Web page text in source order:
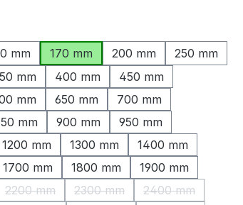
nicht verfügbar.)
ist zurzeit nicht verfügbar.)
mm 170 mm 200 mm
250 mm
mm 400 mm
450 mm
mm 650 mm
700 mm
mm 900 mm
950 mm
1200 mm 1300 mm
1400 mm
1700 mm 1800 mm
1900 mm
ist zurzeit nicht verfügbar.)
2200 mm
(Diese Option ist zurzeit nicht verfügbar.)
2300 mm
(Diese Option ist zurzeit nicht
2400 mm
(Diese Option